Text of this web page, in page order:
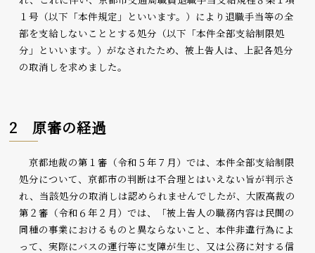
１号（以下「本件規定」といいます。）により退職手当等の全
部を支給しないこととする処分（以下「本件全部支給制限処
分」といいます。）がなされたため、被上告人は、上記各処分
の取消しを求めました。
2 原審の経過
京都地裁の第１審（令和５年７月）では、本件全部支給制限
処分について、京都市の判断は不合理とはいえない旨が判示さ
れ、当該処分の取消しは認められませんでしたが、大阪高裁の
第２審（令和６年２月）では、「被上告人の職務内容は民間の
同種の事業におけるものと異ならないこと、本件非違行為によ
って、実際にバスの運行等に支障が生じ、又は公務に対する信